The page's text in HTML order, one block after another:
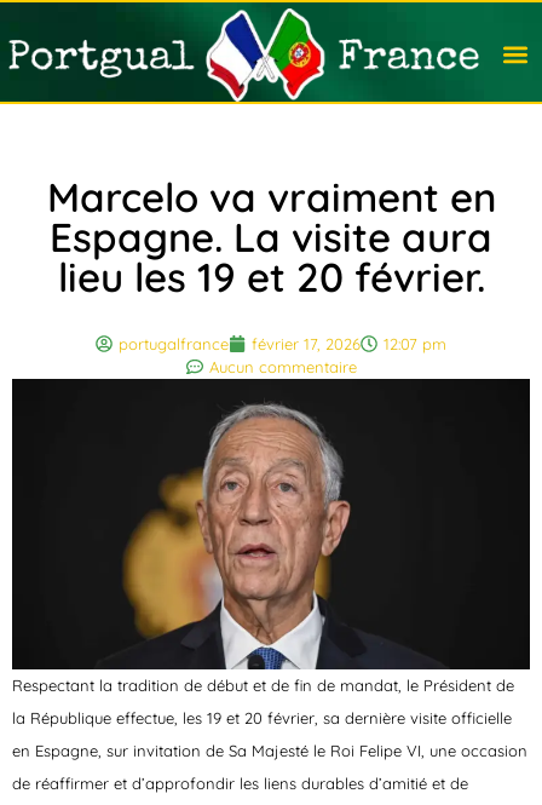
Marcelo va vraiment en
Espagne. La visite aura
lieu les 19 et 20 février.
portugalfrance février 17, 2026
12:07 pm
Aucun commentaire
Respectant la tradition de début et de fin de mandat, le Président de
la République effectue, les 19 et 20 février, sa dernière visite officielle
en Espagne, sur invitation de Sa Majesté le Roi Felipe VI, une occasion
de réaffirmer et d’approfondir les liens durables d’amitié et de